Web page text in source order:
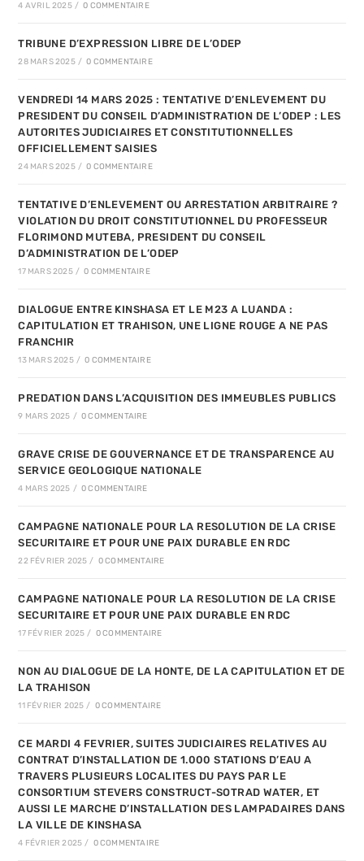
4 AVRIL 2025 / 0 COMMENTAIRE
TRIBUNE D’EXPRESSION LIBRE DE L’ODEP
28 MARS 2025 / 0 COMMENTAIRE
VENDREDI 14 MARS 2025 : TENTATIVE D’ENLEVEMENT DU
PRESIDENT DU CONSEIL D’ADMINISTRATION DE L’ODEP : LES
AUTORITES JUDICIAIRES ET CONSTITUTIONNELLES
OFFICIELLEMENT SAISIES
24 MARS 2025 / 0 COMMENTAIRE
TENTATIVE D’ENLEVEMENT OU ARRESTATION ARBITRAIRE ?
VIOLATION DU DROIT CONSTITUTIONNEL DU PROFESSEUR
FLORIMOND MUTEBA, PRESIDENT DU CONSEIL
D’ADMINISTRATION DE L’ODEP
17 MARS 2025 / 0 COMMENTAIRE
DIALOGUE ENTRE KINSHASA ET LE M23 A LUANDA :
CAPITULATION ET TRAHISON, UNE LIGNE ROUGE A NE PAS
FRANCHIR
13 MARS 2025 / 0 COMMENTAIRE
PREDATION DANS L’ACQUISITION DES IMMEUBLES PUBLICS
9 MARS 2025 / 0 COMMENTAIRE
GRAVE CRISE DE GOUVERNANCE ET DE TRANSPARENCE AU
SERVICE GEOLOGIQUE NATIONALE
4 MARS 2025 / 0 COMMENTAIRE
CAMPAGNE NATIONALE POUR LA RESOLUTION DE LA CRISE
SECURITAIRE ET POUR UNE PAIX DURABLE EN RDC
22 FÉVRIER 2025 / 0 COMMENTAIRE
CAMPAGNE NATIONALE POUR LA RESOLUTION DE LA CRISE
SECURITAIRE ET POUR UNE PAIX DURABLE EN RDC
17 FÉVRIER 2025 / 0 COMMENTAIRE
NON AU DIALOGUE DE LA HONTE, DE LA CAPITULATION ET DE
LA TRAHISON
11 FÉVRIER 2025 / 0 COMMENTAIRE
CE MARDI 4 FEVRIER, SUITES JUDICIAIRES RELATIVES AU
CONTRAT D’INSTALLATION DE 1.000 STATIONS D’EAU A
TRAVERS PLUSIEURS LOCALITES DU PAYS PAR LE
CONSORTIUM STEVERS CONSTRUCT-SOTRAD WATER, ET
AUSSI LE MARCHE D’INSTALLATION DES LAMPADAIRES DANS
LA VILLE DE KINSHASA
4 FÉVRIER 2025 / 0 COMMENTAIRE